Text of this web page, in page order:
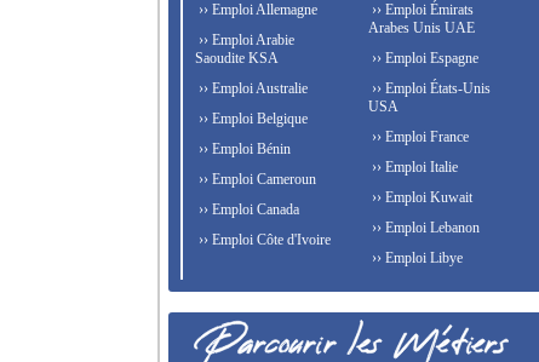
›› Emploi Allemagne
›› Emploi Arabie
Saoudite KSA
›› Emploi Australie
›› Emploi Belgique
›› Emploi Bénin
›› Emploi Cameroun
›› Emploi Canada
›› Emploi Côte d'Ivoire
›› Emploi Émirats
Arabes Unis UAE
›› Emploi Espagne
›› Emploi États-Unis
USA
›› Emploi France
›› Emploi Italie
›› Emploi Kuwait
›› Emploi Lebanon
›› Emploi Libye